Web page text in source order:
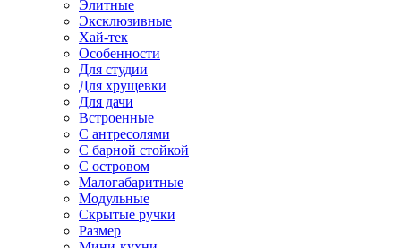
Элитные
Эксклюзивные
Хай-тек
Особенности
Для студии
Для хрущевки
Для дачи
Встроенные
С антресолями
С барной стойкой
С островом
Малогабаритные
Модульные
Скрытые ручки
Размер